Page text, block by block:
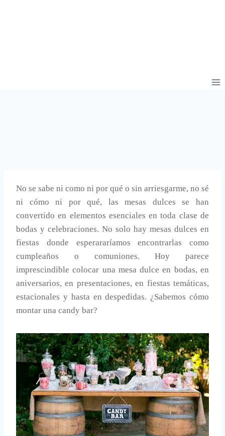
No se sabe ni como ni por qué o sin arriesgarme, no sé
ni cómo ni por qué, las mesas dulces se han
convertido en elementos esenciales en toda clase de
bodas y celebraciones. No solo hay mesas dulces en
fiestas donde esperararíamos encontrarlas como
cumpleaños o comuniones. Hoy parece
imprescindible colocar una mesa dulce en bodas, en
aniversarios, en presentaciones, en fiestas temáticas,
estacionales y hasta en despedidas. ¿Sabemos cómo
montar una candy bar?